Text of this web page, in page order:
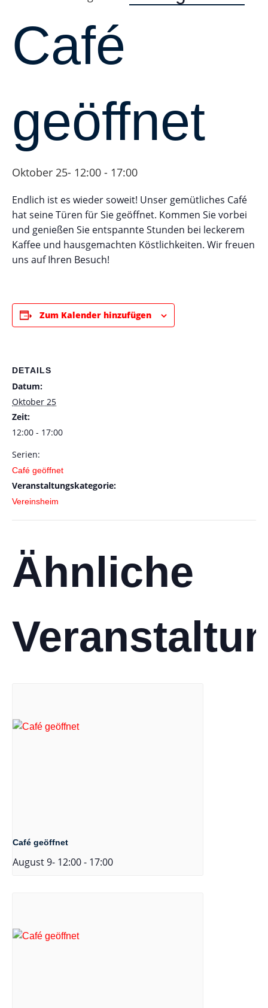
Café
geöffnet
Oktober 25- 12:00 - 17:00
Endlich ist es wieder soweit! Unser gemütliches Café
hat seine Türen für Sie geöffnet. Kommen Sie vorbei
und genießen Sie entspannte Stunden bei leckerem
Kaffee und hausgemachten Köstlichkeiten. Wir freuen
uns auf Ihren Besuch!
Zum Kalender hinzufügen
DETAILS
Datum:
Oktober 25
Zeit:
12:00 - 17:00
Serien:
Café geöffnet
Veranstaltungskategorie:
Vereinsheim
Ähnliche
Café geöffnet
August 9- 12:00- 17:00